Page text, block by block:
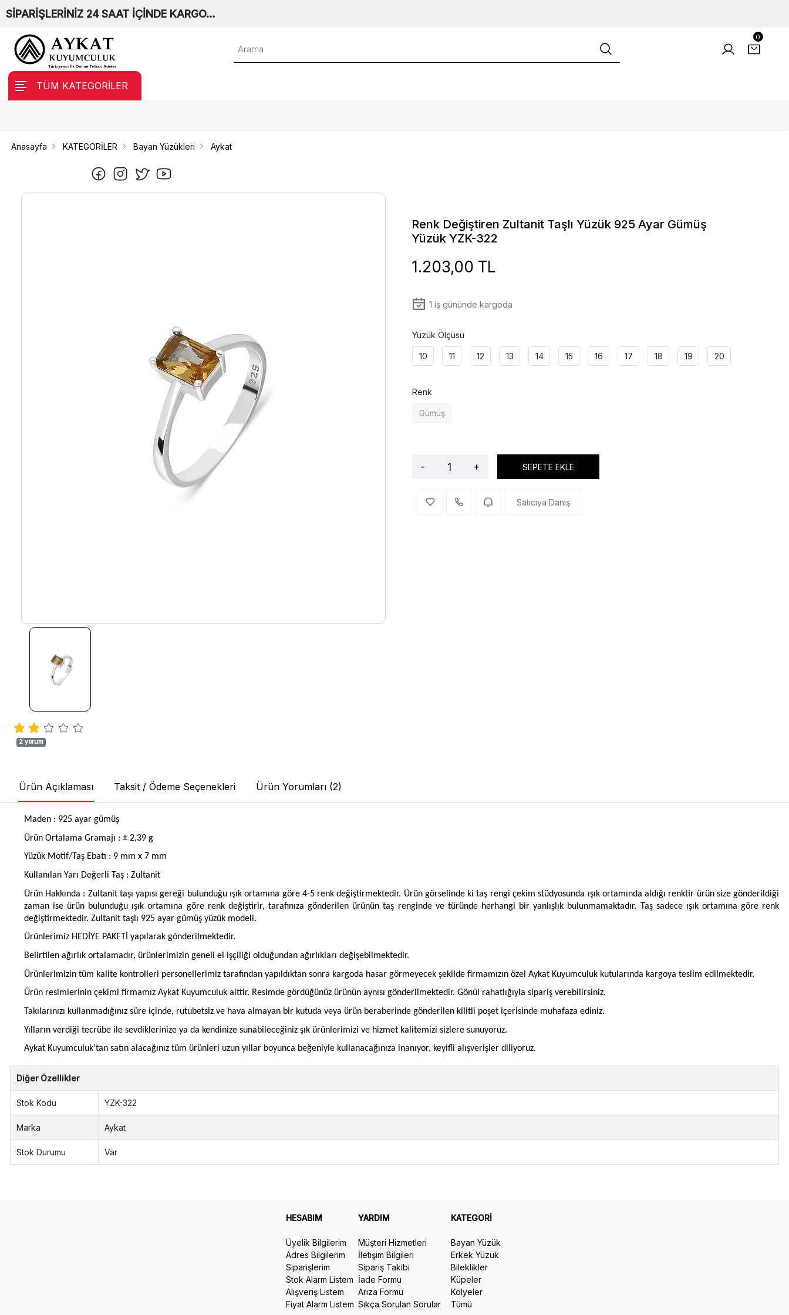
SİPARİŞLERİNİZ 24 SAAT İÇİNDE KARGO…
0
TÜM KATEGORİLER
Anasayfa KATEGORİLER Bayan Yüzükleri Aykat
Renk Değiştiren Zultanit Taşlı Yüzük 925 Ayar Gümüş
Yüzük YZK-322
1.203,00 TL
1 iş gününde kargoda
Yüzük Ölçüsü
10 11 12 13 14 15 16 17 18 19 20
Renk
Gümüş
- + SEPETE EKLE
Satıcıya Danış
2 yorum
Ürün Açıklaması Taksit / Ödeme Seçenekleri Ürün Yorumları (2)
Maden : 925 ayar gümüş
Ürün Ortalama Gramajı : ± 2,39 g
Yüzük Motif/Taş Ebatı : 9 mm x 7 mm
Kullanılan Yarı Değerli Taş : Zultanit
Ürün Hakkında : Zultanit taşı yapısı gereği bulunduğu ışık ortamına göre 4-5 renk değiştirmektedir. Ürün görselinde ki taş rengi çekim stüdyosunda ışık ortamında aldığı renktir ürün size gönderildiği
zaman ise ürün bulunduğu ışık ortamına göre renk değiştirir, tarafınıza gönderilen ürünün taş renginde ve türünde herhangi bir yanlışlık bulunmamaktadır. Taş sadece ışık ortamına göre renk
değiştirmektedir. Zultanit taşlı 925 ayar gümüş yüzük modeli.
Ürünlerimiz HEDİYE PAKETİ yapılarak gönderilmektedir.
Belirtilen ağırlık ortalamadır, ürünlerimizin geneli el işçiliği olduğundan ağırlıkları değişebilmektedir.
Ürünlerimizin tüm kalite kontrolleri personellerimiz tarafından yapıldıktan sonra kargoda hasar görmeyecek şekilde firmamızın özel Aykat Kuyumculuk kutularında kargoya teslim edilmektedir.
Ürün resimlerinin çekimi firmamız Aykat Kuyumculuk aittir. Resimde gördüğünüz ürünün aynısı gönderilmektedir. Gönül rahatlığıyla sipariş verebilirsiniz.
Takılarınızı kullanmadığınız süre içinde, rutubetsiz ve hava almayan bir kutuda veya ürün beraberinde gönderilen kilitli poşet içerisinde muhafaza ediniz.
Yılların verdiği tecrübe ile sevdiklerinize ya da kendinize sunabileceğiniz şık ürünlerimizi ve hizmet kalitemizi sizlere sunuyoruz.
Aykat Kuyumculuk'tan satın alacağınız tüm ürünleri uzun yıllar boyunca beğeniyle kullanacağınıza inanıyor, keyifli alışverişler diliyoruz.
Diğer Özellikler
Stok Kodu YZK-322
Marka Aykat
Stok Durumu Var
HESABIM
Üyelik Bilgilerim
Adres Bilgilerim
Siparişlerim
Stok Alarm Listem
Alışveriş Listem
Fiyat Alarm Listem
YARDIM
Müşteri Hizmetleri
İletişim Bilgileri
Sipariş Takibi
İade Formu
Arıza Formu
Sıkça Sorulan Sorular
KATEGORİ
Bayan Yüzük
Erkek Yüzük
Bileklikler
Küpeler
Kolyeler
Tümü